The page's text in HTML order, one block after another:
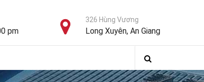
pm
326 Hùng Vương
Long Xuyên, An Giang